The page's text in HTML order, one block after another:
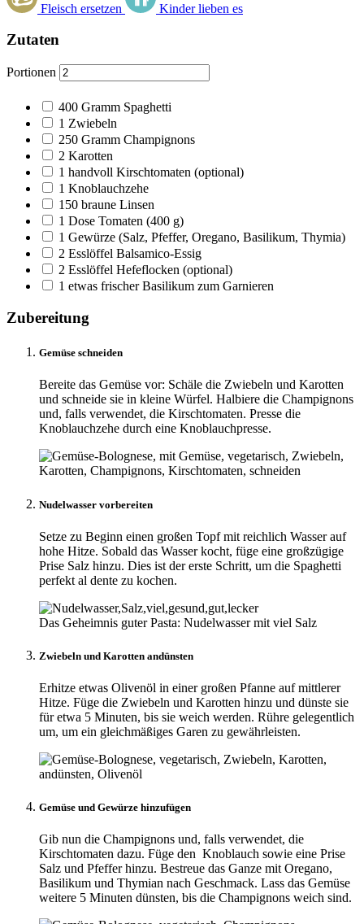
Fleisch ersetzen Kinder lieben es
Zutaten
Portionen
400 Gramm Spaghetti
1 Zwiebeln
250 Gramm Champignons
2 Karotten
1 handvoll Kirschtomaten (optional)
1 Knoblauchzehe
150 braune Linsen
1 Dose Tomaten (400 g)
1 Gewürze (Salz, Pfeffer, Oregano, Basilikum, Thymia)
2 Esslöffel Balsamico-Essig
2 Esslöffel Hefeflocken (optional)
1 etwas frischer Basilikum zum Garnieren
Zubereitung
Gemüse schneiden
Bereite das Gemüse vor: Schäle die Zwiebeln und Karotten
und schneide sie in kleine Würfel. Halbiere die Champignons
und, falls verwendet, die Kirschtomaten. Presse die
Knoblauchzehe durch eine Knoblauchpresse.
Nudelwasser vorbereiten
Setze zu Beginn einen großen Topf mit reichlich Wasser auf
hohe Hitze. Sobald das Wasser kocht, füge eine großzügige
Prise Salz hinzu. Dies ist der erste Schritt, um die Spaghetti
perfekt al dente zu kochen.
Das Geheimnis guter Pasta: Nudelwasser mit viel Salz
Zwiebeln und Karotten andünsten
Erhitze etwas Olivenöl in einer großen Pfanne auf mittlerer
Hitze. Füge die Zwiebeln und Karotten hinzu und dünste sie
für etwa 5 Minuten, bis sie weich werden. Rühre gelegentlich
um, um ein gleichmäßiges Garen zu gewährleisten.
Gemüse und Gewürze hinzufügen
Gib nun die Champignons und, falls verwendet, die
Kirschtomaten dazu. Füge den Knoblauch sowie eine Prise
Salz und Pfeffer hinzu. Bestreue das Ganze mit Oregano,
Basilikum und Thymian nach Geschmack. Lass das Gemüse
weitere 5 Minuten dünsten, bis die Champignons weich sind.